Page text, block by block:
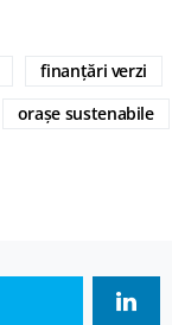
finanțări verzi
orașe sustenabile